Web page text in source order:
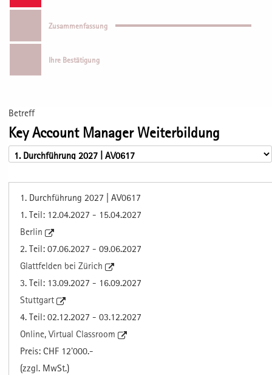
Zusammenfassung
Ihre Bestätigung
Betreff
Key Account Manager Weiterbildung
1. Durchführung 2027 | AV0617
1. Teil: 12.04.2027 - 15.04.2027
Berlin
2. Teil: 07.06.2027 - 09.06.2027
Glattfelden bei Zürich
3. Teil: 13.09.2027 - 16.09.2027
Stuttgart
4. Teil: 02.12.2027 - 03.12.2027
Online, Virtual Classroom
Preis: CHF 12'000.-
(zzgl. MwSt.)